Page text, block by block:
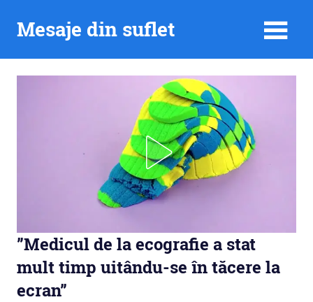
Mesaje din suflet
”Medicul de la ecografie a stat
mult timp uitându-se în tăcere la
ecran”